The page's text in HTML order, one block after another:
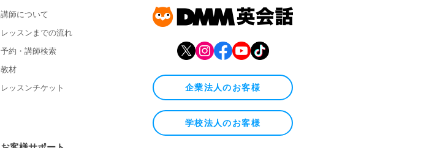
講師について
レッスンまでの流れ
予約・講師検索
教材
レッスンチケット
企業法人のお客様
学校法人のお客様